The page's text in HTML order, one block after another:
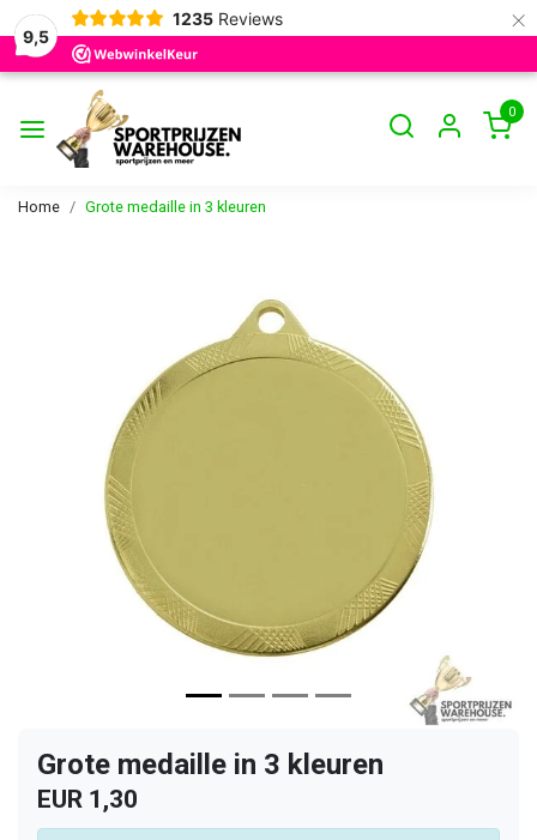
9,5
1235 Reviews ×
0
Home Grote medaille in 3 kleuren
Vorige
Grote medaille in 3 kleuren
EUR 1,30